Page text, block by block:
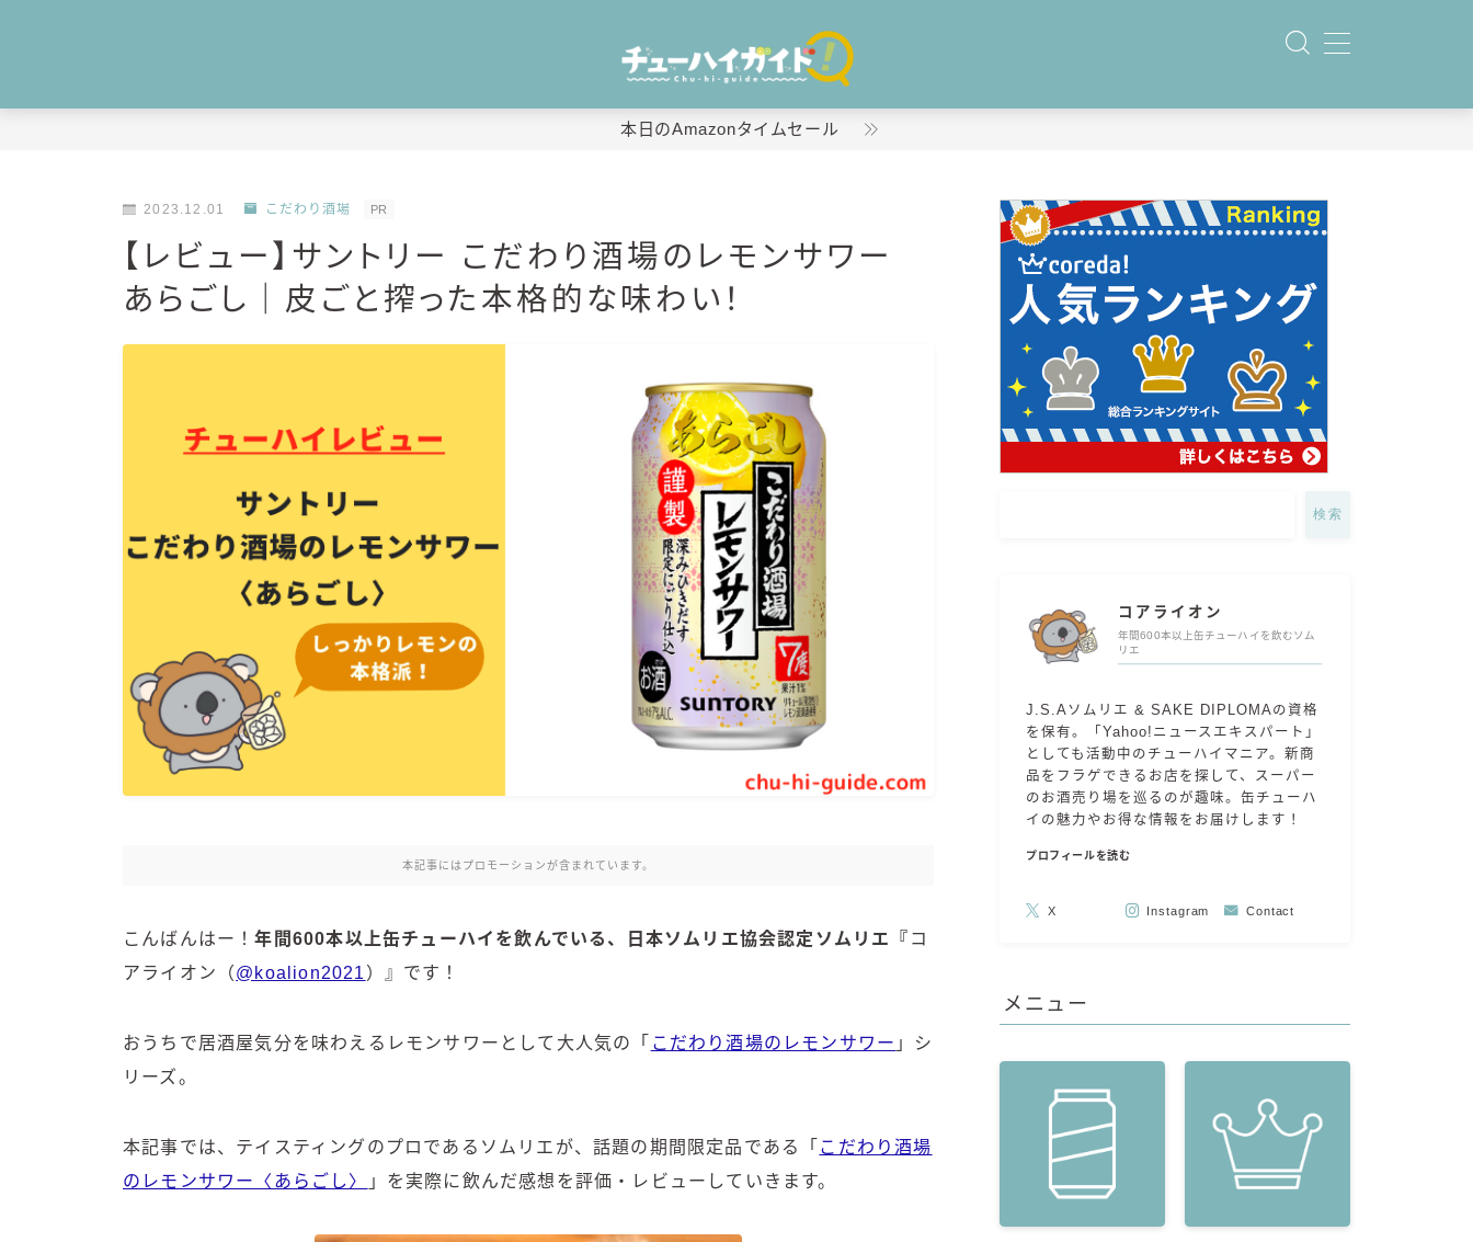
特集！
商品レビュー
キリン
氷結
氷結 無糖
氷結 ストロング
麒麟特製サワー
麒麟 発酵サワー
麹レモンサワー
本搾り
スミノフ セルツァー
サントリー
ー196℃ ストロングゼロ
CRAFT－196℃
ほろよい
ジムビームハイボール
アサヒ
樽ハイ倶楽部
本日のAmazonタイムセール
2023.12.01 こだわり酒場 PR
【レビュー】サントリー こだわり酒場のレモンサワー
あらごし｜皮ごと搾った本格的な味わい！
本記事にはプロモーションが含まれています。
こんばんはー！年間600本以上缶チューハイを飲んでいる、日本ソムリエ協会認定ソムリエ『 コ
アライオン（@koalion2021 ）』です！
おうちで居酒屋気分を味わえるレモンサワーとして大人気の「 こだわり酒場のレモンサワー 」シ
リーズ。
本記事では、テイスティングのプロであるソムリエが、話題の期間限定品である「 こだわり酒場
のレモンサワー〈あらごし〉
」を実際に飲んだ感想を評価・レビューしていきます。
検索
コアライオン
年間600本以上缶チューハイを飲むソム
リエ
J.S.Aソムリエ & SAKE DIPLOMAの資格
を保有。「Yahoo!ニュースエキスパート」
としても活動中のチューハイマニア。新商
品をフラゲできるお店を探して、スーパー
のお酒売り場を巡るのが趣味。缶チューハ
イの魅力やお得な情報をお届けします！
プロフィールを読む
X Instagram Contact
メニュー